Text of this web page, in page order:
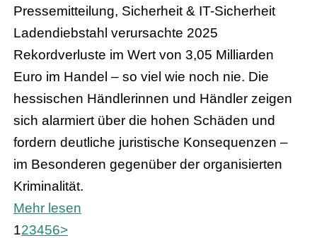
Pressemitteilung, Sicherheit & IT-Sicherheit
Ladendiebstahl verursachte 2025
Rekordverluste im Wert von 3,05 Milliarden
Euro im Handel – so viel wie noch nie. Die
hessischen Händlerinnen und Händler zeigen
sich alarmiert über die hohen Schäden und
fordern deutliche juristische Konsequenzen –
im Besonderen gegenüber der organisierten
Kriminalität.
Mehr lesen
123456>